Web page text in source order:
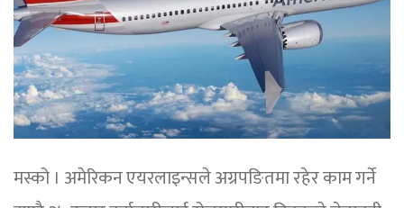
मस्को । अमेरिकन एयरलाइन्सले अग्रपङितमा रहेर काम गर्ने